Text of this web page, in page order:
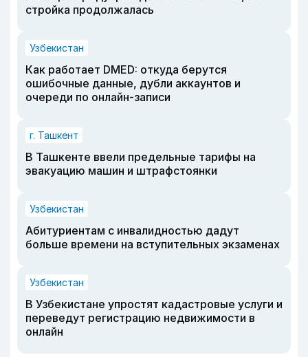
стройка продолжалась
Узбекистан
Как работает DMED: откуда берутся
ошибочные данные, дубли аккаунтов и
очереди по онлайн-записи
г. Ташкент
В Ташкенте ввели предельные тарифы на
эвакуацию машин и штрафстоянки
Узбекистан
Абитуриентам с инвалидностью дадут
больше времени на вступительных экзаменах
Узбекистан
В Узбекистане упростят кадастровые услуги и
переведут регистрацию недвижимости в
онлайн